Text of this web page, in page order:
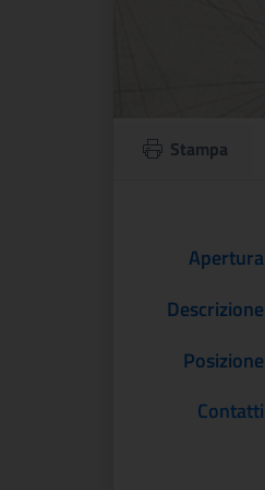
Stampa
Apertura
Descrizione
Posizione
Contatti